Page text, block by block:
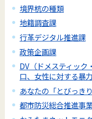
境界杭の種類
地籍調査課
行革デジタル推進課
政策企画課
DV（ドメスティック
口、女性に対する暴
あなたの「とびっき
都市防災総合推進事